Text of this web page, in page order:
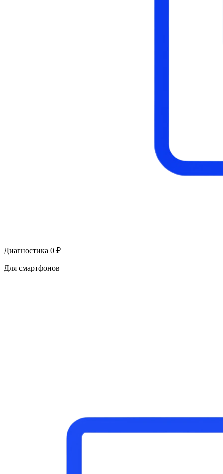
Диагностика 0 ₽
Для смартфонов